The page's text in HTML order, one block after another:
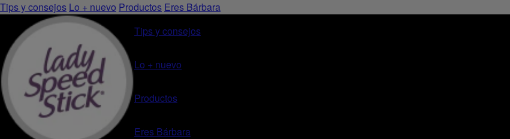
Tips y consejos Lo + nuevo Productos Eres Bárbara
Tips y consejos
Lo + nuevo
Productos
Eres Bárbara